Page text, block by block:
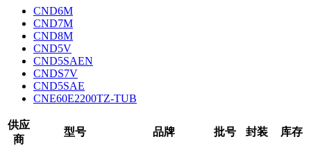
CND6M
CND7M
CND8M
CND5V
CND5SAEN
CNDS7V
CND5SAE
CNE60E2200TZ-TUB
供应
商
型号 品牌 批号 封装 库存